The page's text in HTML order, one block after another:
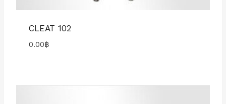
CLEAT 102
0.00฿